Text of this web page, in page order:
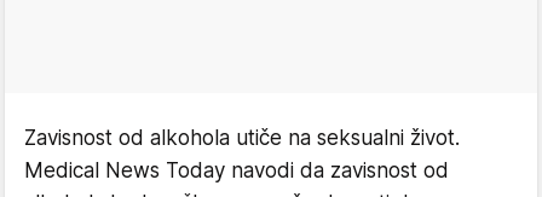
Zavisnost od alkohola utiče na seksualni život.
Medical News Today navodi da zavisnost od